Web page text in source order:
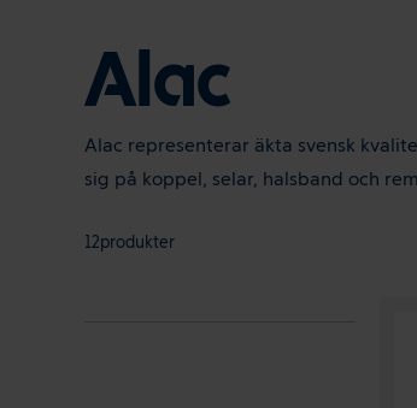
Alac
Alac representerar äkta svensk
sig på koppel, selar, halsband och
12produkter